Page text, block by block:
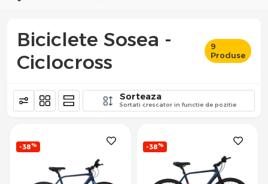
Biciclete Sosea -
Ciclocross
9
Produse
Sorteaza
Sortati crescator in functie de pozitie
-38% -38%